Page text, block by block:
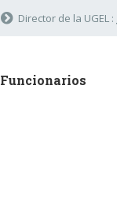
Director de la UGEL :
Funcionarios